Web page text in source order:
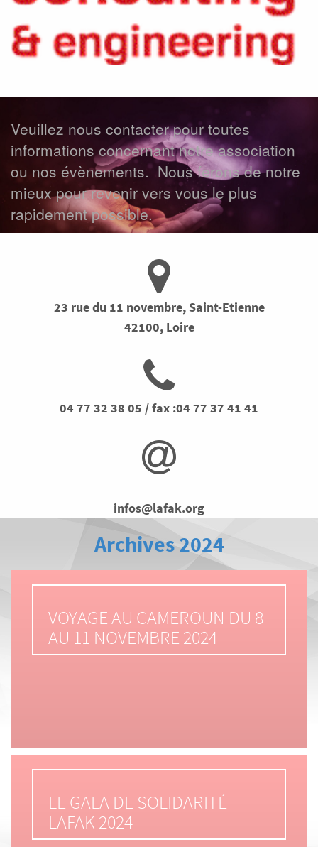
Veuillez nous contacter pour toutes
informations concernant notre association
ou nos évènements. Nous ferons de notre
mieux pour revenir vers vous le plus
rapidement possible.
Contacter nous maintenant
23 rue du 11 novembre, Saint-Etienne
42100, Loire
04 77 32 38 05 / fax :04 77 37 41 41
infos@lafak.org
Archives 2024
VOYAGE AU CAMEROUN DU 8
AU 11 NOVEMBRE 2024
LE GALA DE SOLIDARITÉ
LAFAK 2024